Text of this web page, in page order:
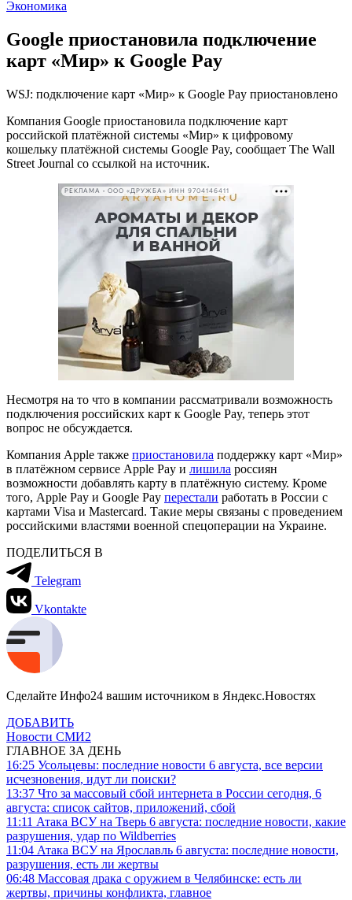
Экономика
Google приостановила подключение
карт «Мир» к Google Pay
WSJ: подключение карт «Мир» к Google Pay приостановлено
Компания Google приостановила подключение карт
российской платёжной системы «Мир» к цифровому
кошельку платёжной системы Google Pay, сообщает The Wall
Street Journal со ссылкой на источник.
РЕКЛАМА • ООО «ДРУЖБА» ИНН 9704146411
Несмотря на то что в компании рассматривали возможность
подключения российских карт к Google Pay, теперь этот
вопрос не обсуждается.
Компания Apple также приостановила поддержку карт «Мир»
в платёжном сервисе Apple Pay и лишила россиян
возможности добавлять карту в платёжную систему. Кроме
того, Аpple Pay и Google Pay перестали работать в России с
картами Visa и Mastercard. Такие меры связаны с проведением
российскими властями военной спецоперации на Украине.
ПОДЕЛИТЬСЯ В
Telegram
Vkontakte
Сделайте Инфо24 вашим источником в Яндекс.Новостях
ДОБАВИТЬ
Новости СМИ2
ГЛАВНОЕ ЗА ДЕНЬ
16:25 Усольцевы: последние новости 6 августа, все версии
исчезновения, идут ли поиски?
13:37 Что за массовый сбой интернета в России сегодня, 6
августа: список сайтов, приложений, сбой
11:11 Атака ВСУ на Тверь 6 августа: последние новости, какие
разрушения, удар по Wildberries
11:04 Атака ВСУ на Ярославль 6 августа: последние новости,
разрушения, есть ли жертвы
06:48 Массовая драка с оружием в Челябинске: есть ли
жертвы, причины конфликта, главное